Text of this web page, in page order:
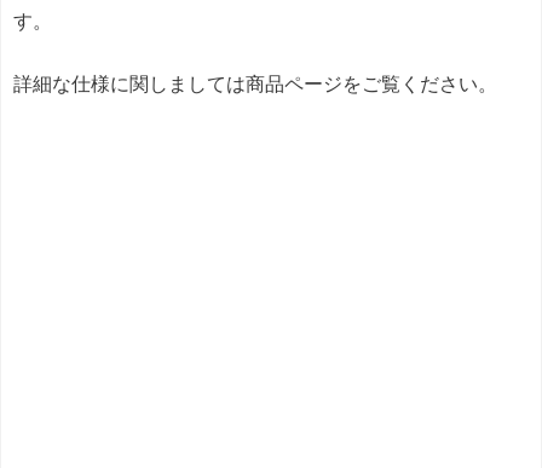
す。
詳細な仕様に関しましては商品ページをご覧ください。